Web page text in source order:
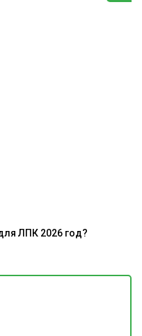
ЛПК 2026 год?